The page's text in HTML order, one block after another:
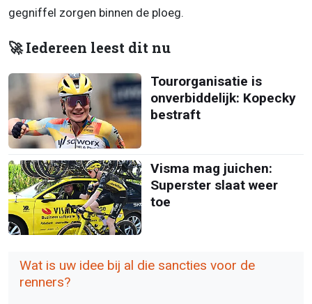
gegniffel zorgen binnen de ploeg.
🚀 Iedereen leest dit nu
Tourorganisatie is
onverbiddelijk: Kopecky
bestraft
Visma mag juichen:
Superster slaat weer
toe
Wat is uw idee bij al die sancties voor de
renners?